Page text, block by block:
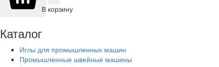
В корзину
Каталог
Иглы для промышленных машин
Промышленные швейные машины